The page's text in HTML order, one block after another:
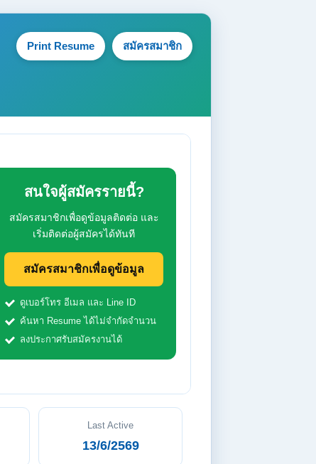
Print Resume สมัครสมาชิก
สนใจผู้สมัครรายนี้?
สมัครสมาชิกเพื่อดูข้อมูลติดต่อ และ
เริ่มติดต่อผู้สมัครได้ทันที
สมัครสมาชิกเพื่อดูข้อมูล
ดูเบอร์โทร อีเมล และ Line ID
ค้นหา Resume ได้ไม่จำกัดจำนวน
ลงประกาศรับสมัครงานได้
Last Active
13/6/2569